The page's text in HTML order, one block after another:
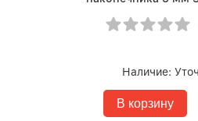
Наличие:
В корзину